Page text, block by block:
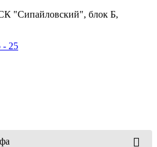
"Сипайловский", блок Б,
- 25